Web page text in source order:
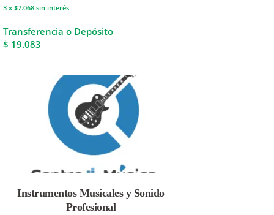
3 x $7.068 sin interés
Transferencia o Depósito
$ 19.083
Instrumentos Musicales y Sonido
Profesional